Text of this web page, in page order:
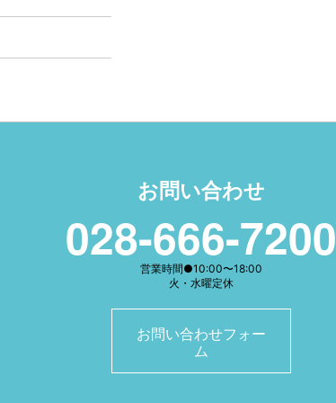
お問い合わせ
028-666-7200
営業時間●10:00〜18:00
火・水曜定休
お問い合わせフォー
ム